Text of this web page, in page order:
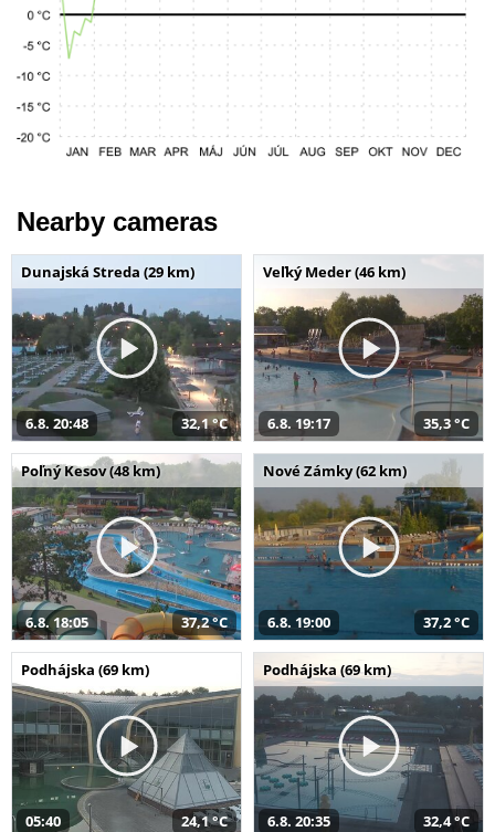
Nearby cameras
Dunajská Streda (29 km)
6.8. 20:48 32,1 °C
Veľký Meder (46 km)
6.8. 19:17 35,3 °C
Poľný Kesov (48 km)
6.8. 18:05 37,2 °C
Nové Zámky (62 km)
6.8. 19:00 37,2 °C
Podhájska (69 km)
05:40 24,1 °C
Podhájska (69 km)
6.8. 20:35 32,4 °C